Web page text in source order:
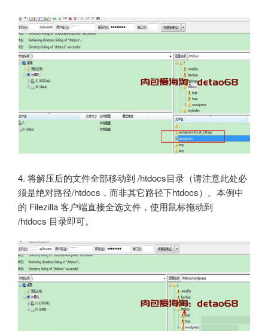
4. 将解压后的文件全部移动到 /htdocs目录（请注意此处必
须是绝对路径/htdocs，而非其它路径下htdocs）。本例中
的 Filezilla 客户端直接全选文件，使用鼠标拖动到
/htdocs 目录即可。